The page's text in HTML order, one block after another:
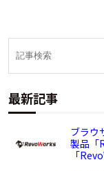
最新記事
ブラウ
製品「
「